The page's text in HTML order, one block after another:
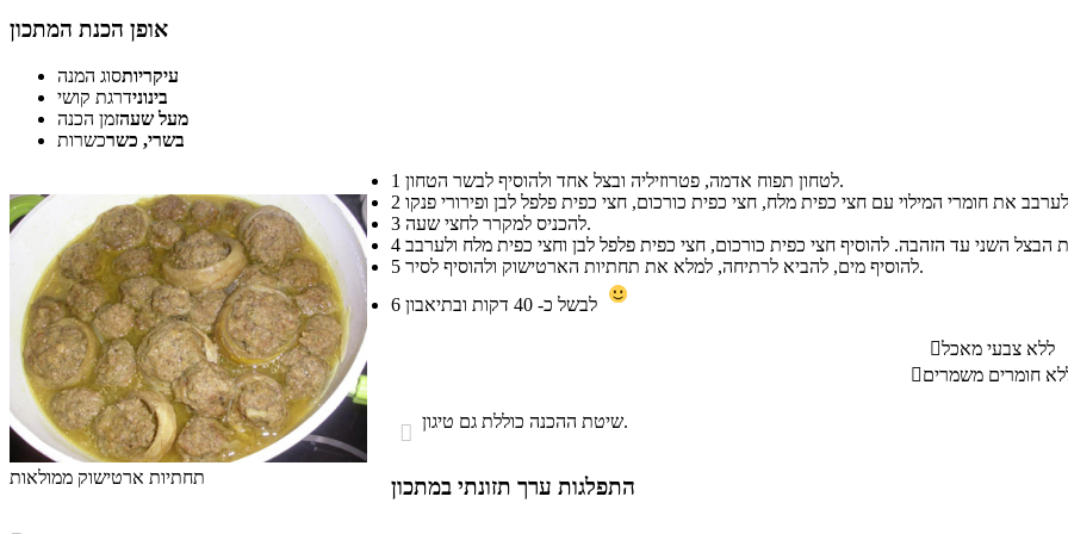
אופן הכנת המתכון
עיקריותסוג המנה
בינונידרגת קושי
מעל שעהזמן הכנה
בשרי, כשרכשרות
תחתיות ארטישוק ממולאות
1
לטחון תפוח אדמה, פטרוזיליה ובצל אחד ולהוסיף לבשר הטחון.
2
3
להכניס למקרר לחצי שעה.
4
5
להוסיף מים, להביא לרתיחה, למלא את תחתיות הארטישוק ולהוסיף לסיר.
6
ללא צבעי מאכל
חומרים משמרים
 שיטת ההכנה כוללת גם טיגון.
התפלגות ערך תזונתי במתכון